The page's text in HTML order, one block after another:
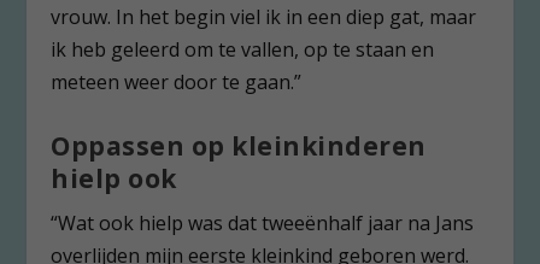
vrouw. In het begin viel ik in een diep gat, maar
ik heb geleerd om te vallen, op te staan en
meteen weer door te gaan.”
Oppassen op kleinkinderen
hielp ook
“Wat ook hielp was dat tweeënhalf jaar na Jans
overlijden mijn eerste kleinkind geboren werd.